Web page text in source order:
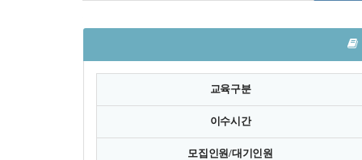
교육구분
이수시간
모집인원/대기인원